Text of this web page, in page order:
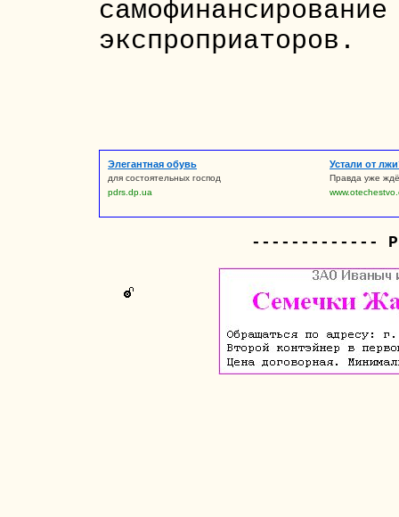
экспроприаторов.
Элегантная обувь
для состоятельных господ
pdrs.dp.ua
Устали от
Правда уже
-------------